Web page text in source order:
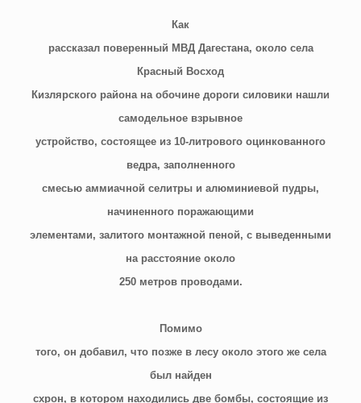
Как
рассказал поверенный МВД Дагестана, около села
Красный Восход
Кизлярского района на обочине дороги силовики нашли
самодельное взрывное
устройство, состоящее из 10-литрового оцинкованного
ведра, заполненного
смесью аммиачной селитры и алюминиевой пудры,
начиненного поражающими
элементами, залитого монтажной пеной, с выведенными
на расстояние около
250 метров проводами.
Помимо
того, он добавил, что позже в лесу около этого же села
был найден
схрон, в котором находились две бомбы, состоящие из